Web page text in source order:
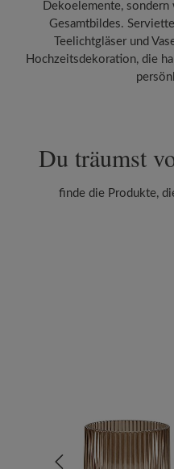
Dekoelemente,
Gesamtbildes.
Teelichtgläser und
Hochzeitsdekoration, die
Du träumst
finde die Produkte,